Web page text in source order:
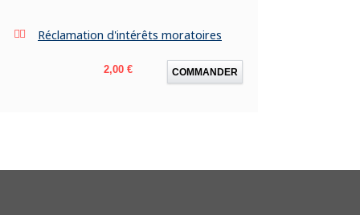
Réclamation d'intérêts moratoires
Prix
2,00 € COMMANDER